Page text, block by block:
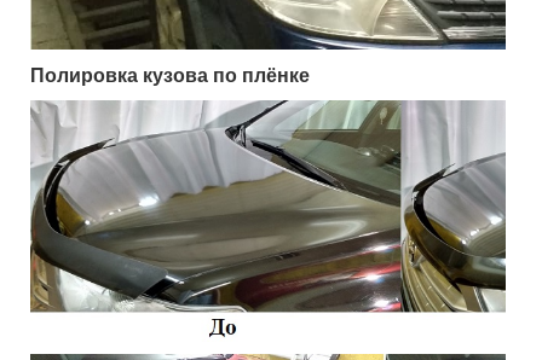
Полировка кузова по плёнке